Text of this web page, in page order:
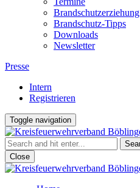
Brandschutzerziehung
Brandschutz-Tipps
Downloads
Newsletter
Presse
Intern
Registrieren
Toggle navigation
Close